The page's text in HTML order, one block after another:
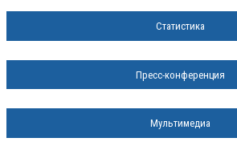
Статистика
Пресс-конференция
Мультимедиа